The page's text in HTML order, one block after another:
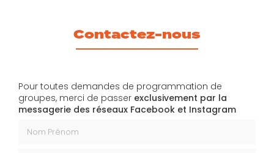
Contactez-nous
Pour toutes demandes de programmation de
groupes, merci de passer exclusivement par la
messagerie des réseaux Facebook et Instagram